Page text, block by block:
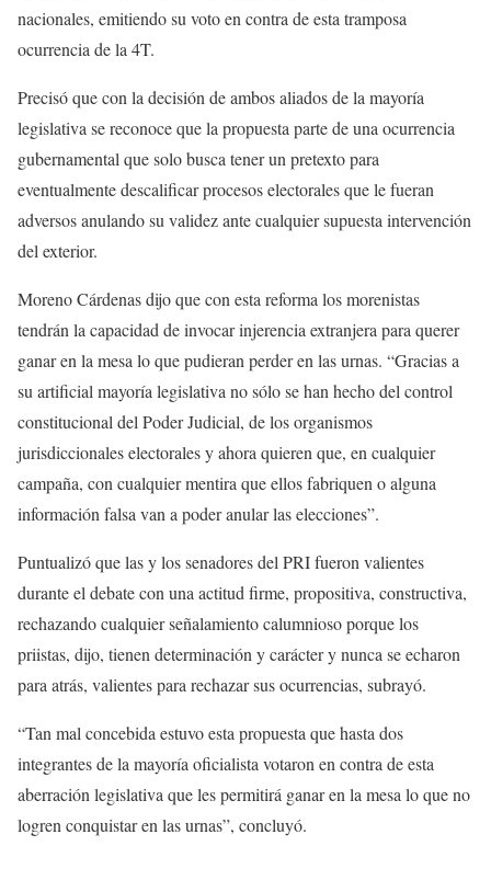
nacionales, emitiendo su voto en contra de esta tramposa
ocurrencia de la 4T.
Precisó que con la decisión de ambos aliados de la mayoría
legislativa se reconoce que la propuesta parte de una ocurrencia
gubernamental que solo busca tener un pretexto para
eventualmente descalificar procesos electorales que le fueran
adversos anulando su validez ante cualquier supuesta intervención
del exterior.
Moreno Cárdenas dijo que con esta reforma los morenistas
tendrán la capacidad de invocar injerencia extranjera para querer
ganar en la mesa lo que pudieran perder en las urnas. “Gracias a
su artificial mayoría legislativa no sólo se han hecho del control
constitucional del Poder Judicial, de los organismos
jurisdiccionales electorales y ahora quieren que, en cualquier
campaña, con cualquier mentira que ellos fabriquen o alguna
información falsa van a poder anular las elecciones”.
Puntualizó que las y los senadores del PRI fueron valientes
durante el debate con una actitud firme, propositiva, constructiva,
rechazando cualquier señalamiento calumnioso porque los
priistas, dijo, tienen determinación y carácter y nunca se echaron
para atrás, valientes para rechazar sus ocurrencias, subrayó.
“Tan mal concebida estuvo esta propuesta que hasta dos
integrantes de la mayoría oficialista votaron en contra de esta
aberración legislativa que les permitirá ganar en la mesa lo que no
logren conquistar en las urnas”, concluyó.